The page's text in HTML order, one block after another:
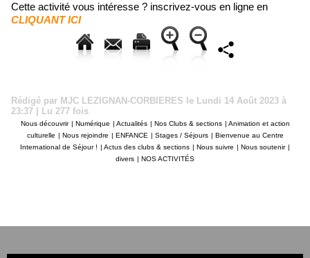
Cette activité vous intéresse ? inscrivez-vous en ligne en
CLIQUANT ICI
Rédigé par MJC LEZIGNAN-CORBIERES le Lundi 14 Août 2023 à
23:37 | Lu 277 fois
Nous découvrir Numérique Actualités Nos Clubs & sections
Animation et action
culturelle
Nous rejoindre ENFANCE Stages / Séjours
Bienvenue au Centre
International de Séjour !
Actus des clubs & sections Nous suivre Nous soutenir
divers
NOS ACTIVITÉS